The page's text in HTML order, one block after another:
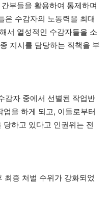
부들을 활용하여 통제하며
은 수감자의 노동력을 최대
서 열성적인 수감자들을 소
지시를 담당하는 직책을 부
감자 중에서 선별된 작업반
을 하게 되고, 이들로부터
하고 있다고 인권위는 전
최종 처벌 수위가 강화되었